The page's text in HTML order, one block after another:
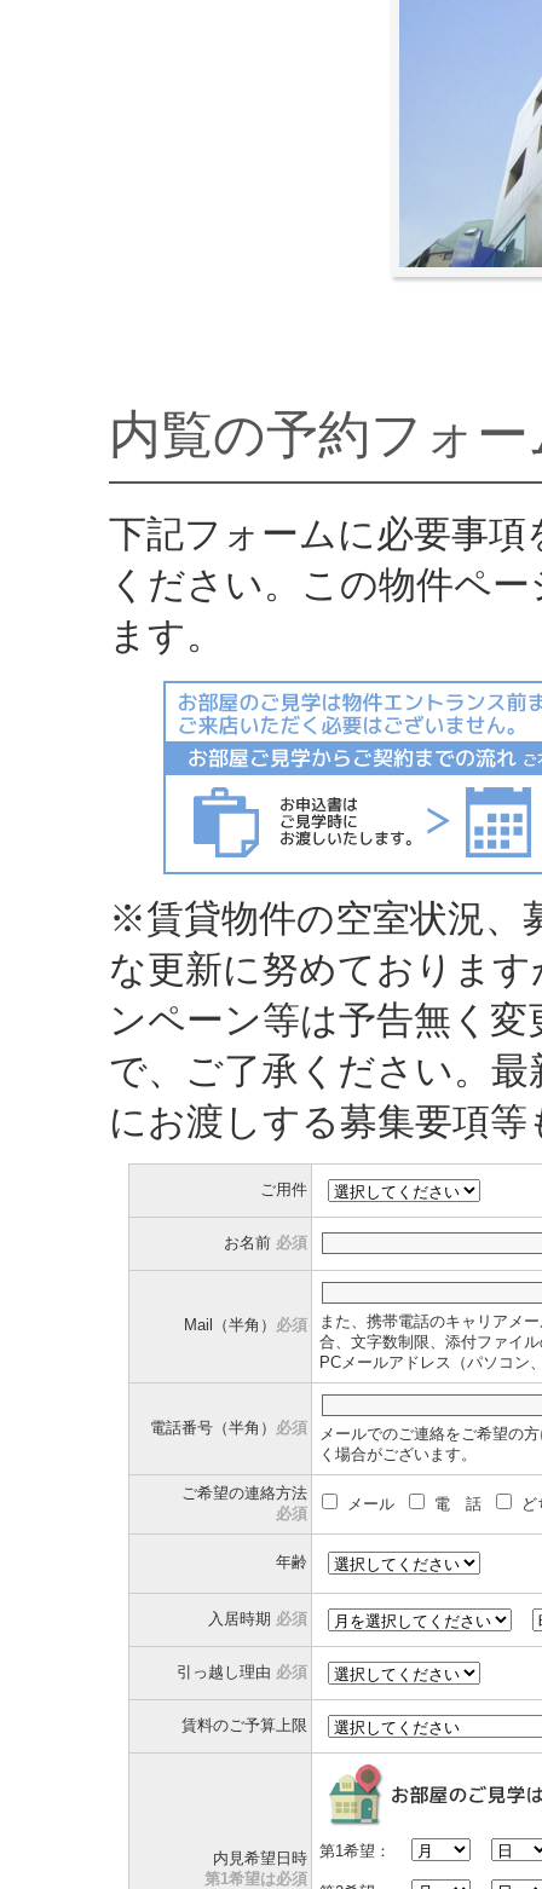
内覧の予約フォー
下記フォームに必要事
ください。この物件ペ
ます。
※賃貸物件の空室状況、
な更新に努めておりま
ンペーン等は予告無く
で、ご了承ください。
にお渡しする募集要項
ご用件
お名前 必須
Mail（半角） 必須
また、携帯電話のキャリアメ
合、文字数制限、添付ファイ
PCメールアドレス（パソコン
電話番号（半角） 必須
メールでのご連絡をご希望の
く場合がございます。
ご希望の連絡方法
必須
メール 電 話 ど
年齢
入居時期 必須
引っ越し理由 必須
賃料のご予算上限
内見希望日時
第1希望は必須
第1希望：